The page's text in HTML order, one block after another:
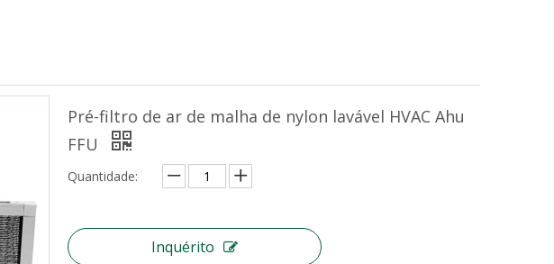
Pré-filtro de ar de malha de nylon lavável HVAC Ahu
FFU
Quantidade:
Inquérito